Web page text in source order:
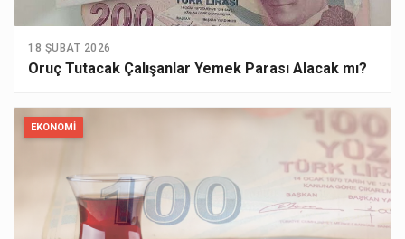
18 ŞUBAT 2026
Oruç Tutacak Çalışanlar Yemek Parası Alacak mı?
EKONOMI